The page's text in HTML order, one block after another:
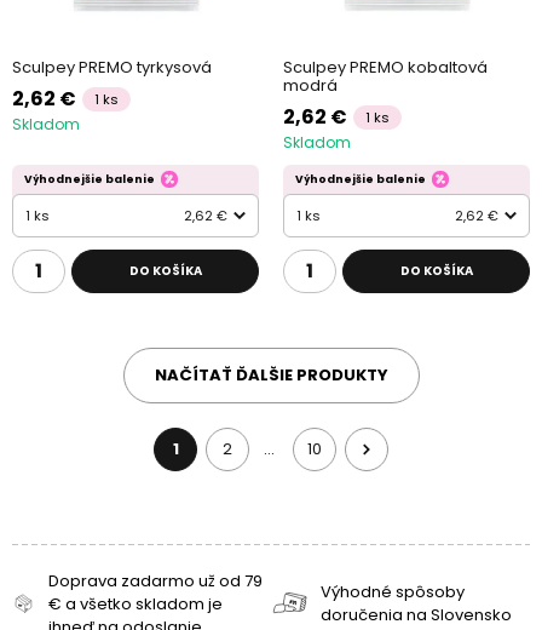
Sculpey PREMO tyrkysová
2,62 € 1 ks
Skladom
Výhodnejšie balenie
1 ks 2,62 €
DO KOŠÍKA
Sculpey PREMO kobaltová
modrá
2,62 € 1 ks
Skladom
Výhodnejšie balenie
1 ks 2,62 €
DO KOŠÍKA
NAČÍTAŤ ĎALŠIE PRODUKTY
1 2 … 10
Doprava zadarmo už od 79
€ a všetko skladom je
Výhodné spôsoby
doručenia na Slovensko